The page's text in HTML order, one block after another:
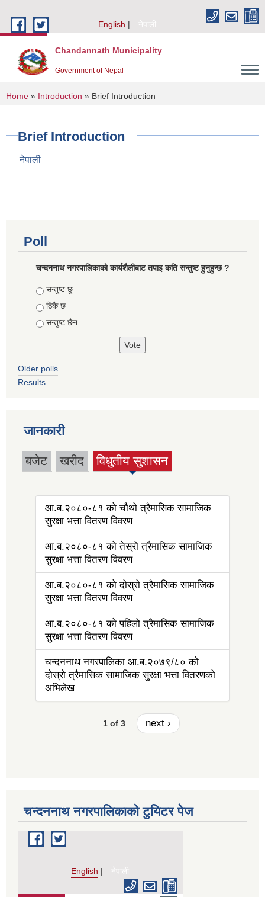
English
नेपाली
Chandannath Municipality
Government of Nepal
You are here
Home » Introduction » Brief Introduction
Brief Introduction
नेपाली
Poll
चन्दननाथ नगरपालिकाको कार्यशैलीबाट तपाइ कति सन्तुष्ट हुनुहुन्छ ?
Choices
सन्तुष्ट छु
ठिकै छ
सन्तुष्ट छैन
Older polls
Results
जानकारी
बजेट खरीद विधुतीय सुशासन
(active tab)
आ.ब.२०८०-८१ को चौथो त्रैमासिक सामाजिक
सुरक्षा भत्ता वितरण विवरण
आ.ब.२०८०-८१ को तेस्रो त्रैमासिक सामाजिक
सुरक्षा भत्ता वितरण विवरण
आ.ब.२०८०-८१ को दोस्रो त्रैमासिक सामाजिक
सुरक्षा भत्ता वितरण विवरण
आ.ब.२०८०-८१ को पहिलो त्रैमासिक सामाजिक
सुरक्षा भत्ता वितरण विवरण
चन्दननाथ नगरपालिका आ.ब.२०७९/८० को
दोस्रो त्रैमासिक सामाजिक सुरक्षा भत्ता वितरणको
अभिलेख
1 of 3 next ›
चन्दननाथ नगरपालिकाको टुयिटर पेज